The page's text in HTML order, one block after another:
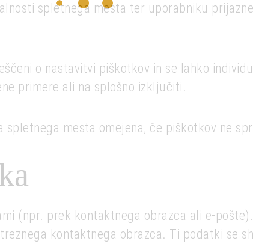
spletnega mesta ter uporabniku
o nastavitvi piškotkov in se lahko
primere ali na splošno izključiti.
mesta omejena, če piškotkov ne
(npr. prek kontaktnega obrazca ali e-
kontaktnega obrazca. Ti podatki se